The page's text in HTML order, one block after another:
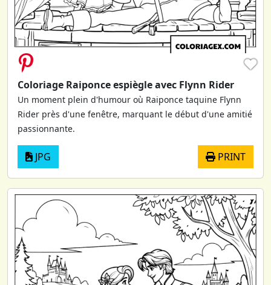
♥
Coloriage Raiponce espiègle avec Flynn Rider
Un moment plein d'humour où Raiponce taquine Flynn
Rider près d'une fenêtre, marquant le début d'une amitié
passionnante.
JPG PRINT